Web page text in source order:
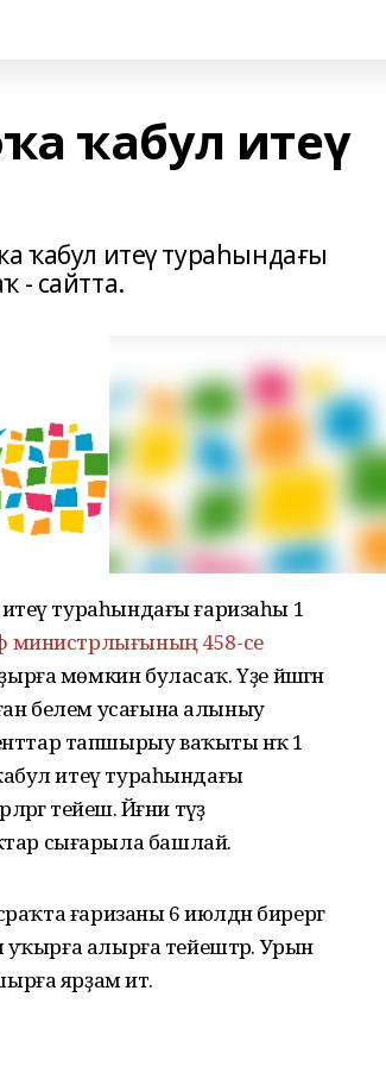
ҡабул итеү
ҡабул итеү тураһындағы
- сайтта.
итеү тураһындағы ғаризаһы 1
министрлығының 458-се
мөмкин буласаҡ. Үҙе йәшәгән
белем усағына алыныу
тапшырыу ваҡыты нәҡ 1
итеү тураһындағы
тейеш. Йәғни тәүҙә
сығарыла башлай.
ғаризаны 6 июлдән бирергә
уҡырға алырға тейештәр. Урын
ярҙам итә.